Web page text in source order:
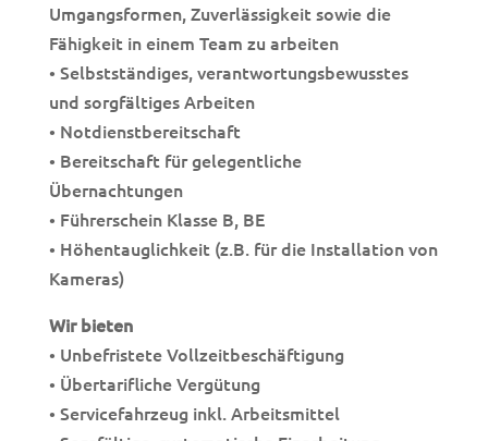
Umgangsformen, Zuverlässigkeit sowie die
Fähigkeit in einem Team zu arbeiten
• Selbstständiges, verantwortungsbewusstes
und sorgfältiges Arbeiten
• Notdienstbereitschaft
• Bereitschaft für gelegentliche
Übernachtungen
• Führerschein Klasse B, BE
• Höhentauglichkeit (z.B. für die Installation von
Kameras)
Wir bieten
• Unbefristete Vollzeitbeschäftigung
• Übertarifliche Vergütung
• Servicefahrzeug inkl. Arbeitsmittel